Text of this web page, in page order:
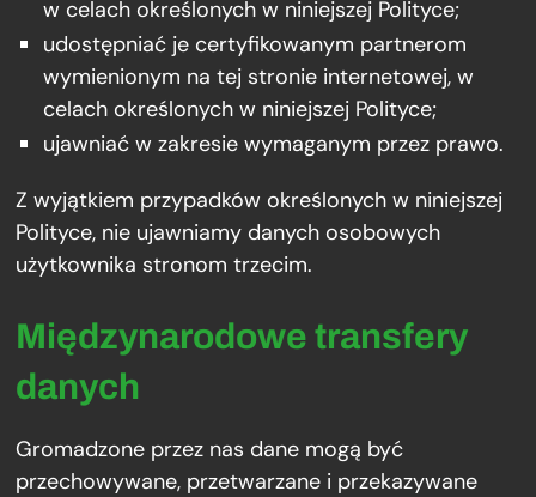
w celach określonych w niniejszej Polityce;
udostępniać je certyfikowanym partnerom
wymienionym na tej stronie internetowej, w
celach określonych w niniejszej Polityce;
ujawniać w zakresie wymaganym przez prawo.
Z wyjątkiem przypadków określonych w niniejszej
Polityce, nie ujawniamy danych osobowych
użytkownika stronom trzecim.
Międzynarodowe transfery
danych
Gromadzone przez nas dane mogą być
przechowywane, przetwarzane i przekazywane